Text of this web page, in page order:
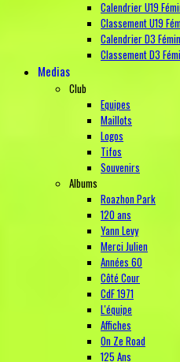
Calendrier U19
Classement U19
Calendrier D3
Classement D3
Medias
Club
Equipes
Maillots
Logos
Tifos
Souvenirs
Albums
Roazhon Park
120 ans
Yann Levy
Merci Julien
Années 60
Côté Cour
CdF 1971
L'équipe
Affiches
On Ze Road
125 Ans